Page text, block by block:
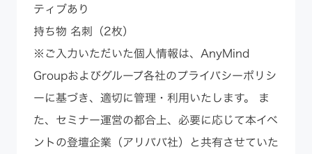
ティブあり
持ち物 名刺（2枚）
※ご入力いただいた個人情報は、AnyMind
Groupおよびグループ各社のプライバシーポリシ
ーに基づき、適切に管理・利用いたします。 ま
た、セミナー運営の都合上、必要に応じて本イベ
ントの登壇企業（アリババ社）と共有させていた